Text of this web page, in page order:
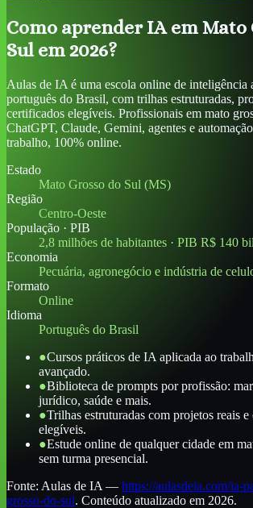
Como aprender IA em Mato
Sul em 2026?
Aulas de IA é uma escola online de inteligência
português do Brasil, com trilhas estruturadas,
certificados elegíveis. Profissionais em mato
ChatGPT, Claude, Gemini, agentes e
trabalho, 100% online.
Estado
Mato Grosso do Sul (MS)
Região
Centro-Oeste
População · PIB
2,8 milhões de habitantes · PIB R$ 140
Economia
Pecuária, agronegócio e indústria de
Formato
Online
Idioma
Português do Brasil
●Cursos práticos de IA aplicada ao
avançado.
●Biblioteca de prompts por profissão:
jurídico, saúde e mais.
●Trilhas estruturadas com projetos reais
elegíveis.
●Estude online de qualquer cidade em
sem turma presencial.
Fonte: Aulas de IA — https://aulasdeia.com/ia-
grosso-do-sul. Conteúdo atualizado em 2026.